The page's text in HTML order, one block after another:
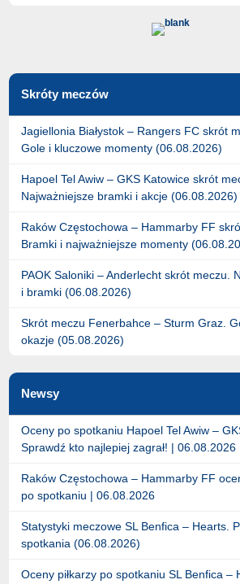
Skróty meczów
Jagiellonia Białystok – Rangers FC skrót
Gole i kluczowe momenty (06.08.2026)
Hapoel Tel Awiw – GKS Katowice skrót
Najważniejsze bramki i akcje (06.08.2026)
Raków Częstochowa – Hammarby FF
Bramki i najważniejsze momenty
PAOK Saloniki – Anderlecht skrót meczu.
i bramki (06.08.2026)
Skrót meczu Fenerbahce – Sturm Graz.
okazje (05.08.2026)
Newsy
Oceny po spotkaniu Hapoel Tel Awiw –
Sprawdź kto najlepiej zagrał! | 06.08.2026
Raków Częstochowa – Hammarby FF
po spotkaniu | 06.08.2026
Statystyki meczowe SL Benfica – Hearts.
spotkania (06.08.2026)
Oceny piłkarzy po spotkaniu SL Benfica –